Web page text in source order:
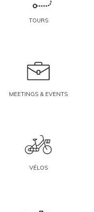
TOURS
MEETINGS & EVENTS
VÉLOS